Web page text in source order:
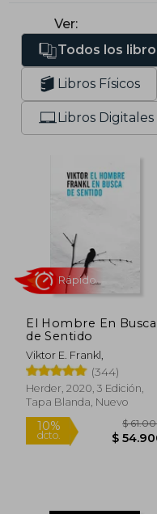
Ver:
Todos los
Libros Físicos
Libros Digitales
El Hombre En Busca
de Sentido
Viktor E. Frankl,
(344)
Herder, 2020, 3 Edición,
Tapa Blanda, Nuevo
Rápido